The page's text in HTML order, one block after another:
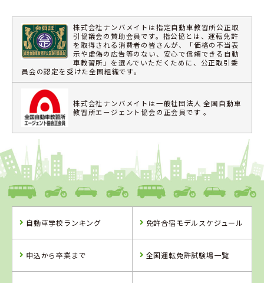
株式会社ナンバメイトは指定自動車教習所公正取
引協議会の賛助会員です。指公協とは、運転免許
を取得される消費者の皆さんが、「価格の不当表
示や虚偽の広告等のない、安心で信頼できる自動
車教習所」を選んでいただくために、公正取引委
員会の認定を受けた全国組織です。
株式会社ナンバメイトは一般社団法人 全国自動車
教習所エージェント協会の正会員です 。
自動車学校ランキング 免許合宿モデルスケジュール
申込から卒業まで 全国運転免許試験場一覧